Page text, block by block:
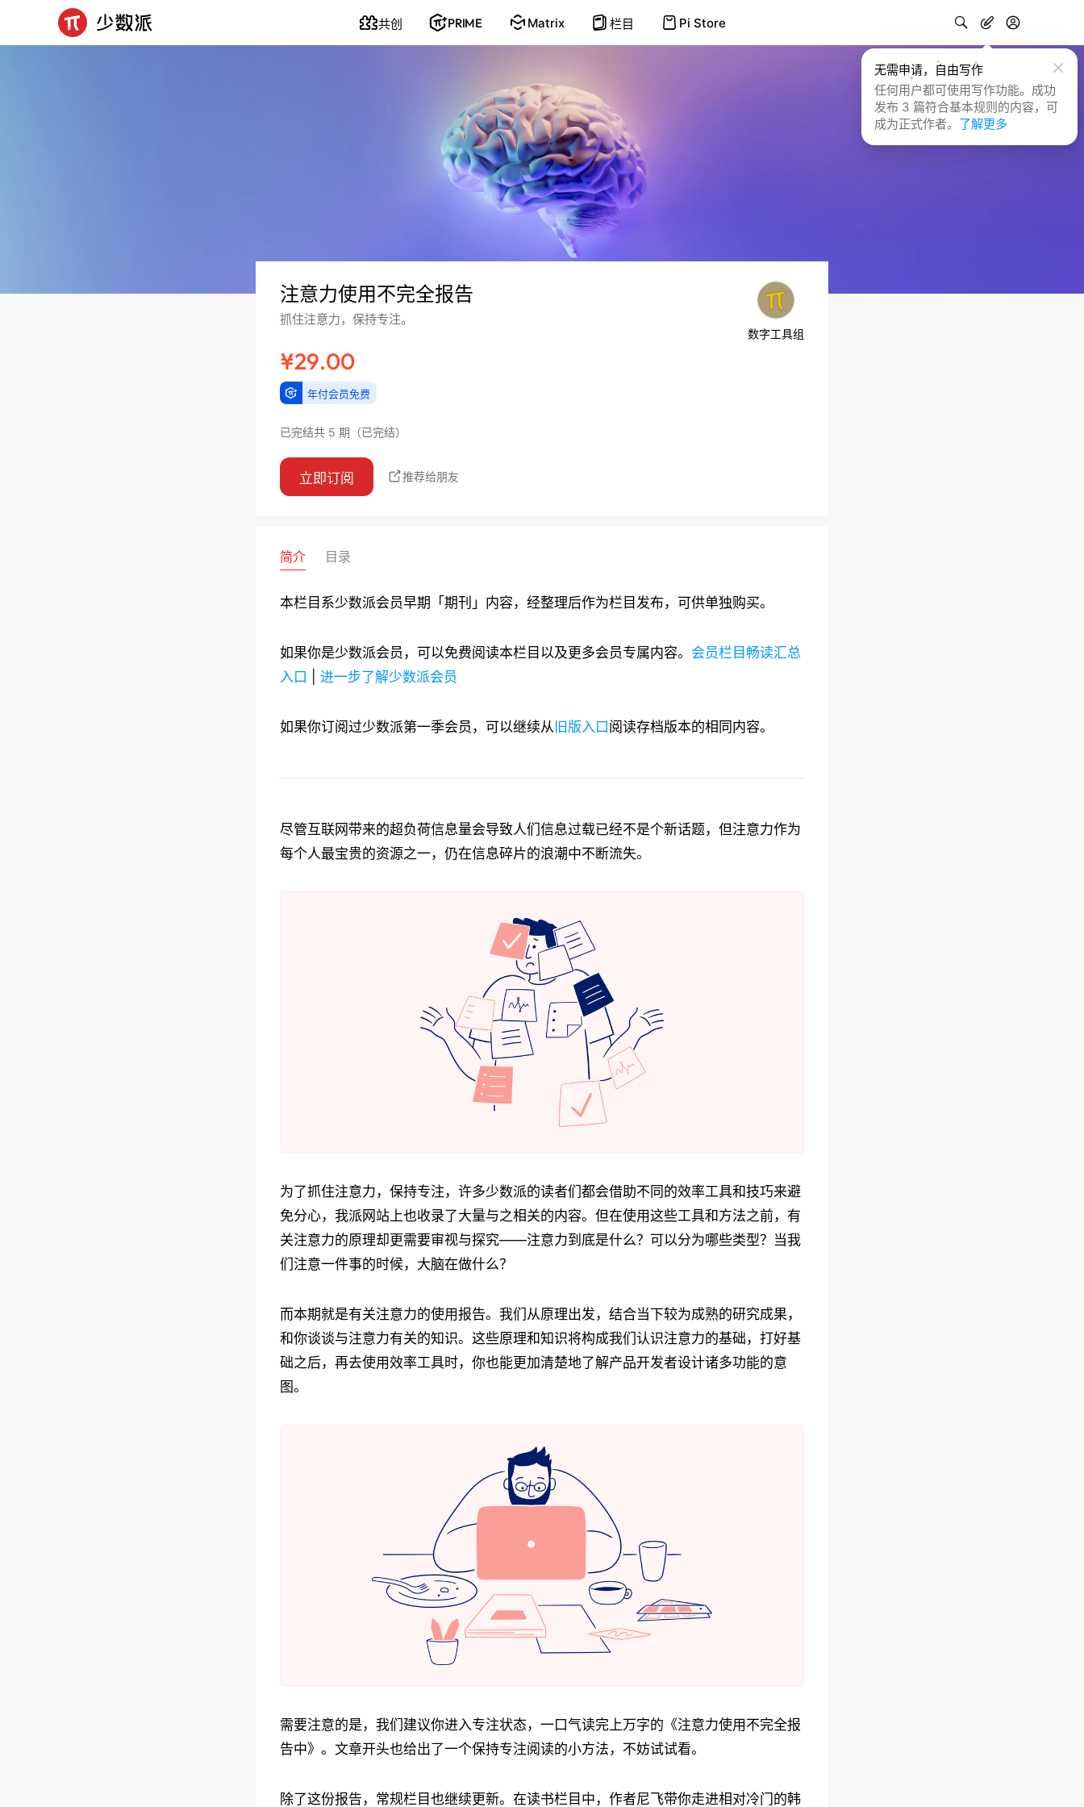
共创 PRIME Matrix 栏目 Pi Store
无需申请，自由写作
任何用户都可使用写作功能。成功
发布 3 篇符合基本规则的内容，可
成为正式作者。 了解更多
注意力使用不完全报告
抓住注意力，保持专注。
¥29.00
年付会员免费
已完结共 5 期 （已完结）
数字工具组
立即订阅 推荐给朋友
简介 目录
本栏目系少数派会员早期「期刊」内容，经整理后作为栏目发布，可供单独购买。
如果你是少数派会员，可以免费阅读本栏目以及更多会员专属内容。 会员栏目畅读汇总
入口
进一步了解少数派会员
如果你订阅过少数派第一季会员，可以继续从 旧版入口 阅读存档版本的相同内容。
尽管互联网带来的超负荷信息量会导致人们信息过载已经不是个新话题，但注意力作为
每个人最宝贵的资源之一，仍在信息碎片的浪潮中不断流失。
为了抓住注意力，保持专注，许多少数派的读者们都会借助不同的效率工具和技巧来避
免分心，我派网站上也收录了大量与之相关的内容。但在使用这些工具和方法之前，有
关注意力的原理却更需要审视与探究——注意力到底是什么？可以分为哪些类型？当我
们注意一件事的时候，大脑在做什么？
而本期就是有关注意力的使用报告。我们从原理出发，结合当下较为成熟的研究成果，
和你谈谈与注意力有关的知识。这些原理和知识将构成我们认识注意力的基础，打好基
础之后，再去使用效率工具时，你也能更加清楚地了解产品开发者设计诸多功能的意
图。
需要注意的是，我们建议你进入专注状态，一口气读完上万字的《注意力使用不完全报
告中》。文章开头也给出了一个保持专注阅读的小方法，不妨试试看。
除了这份报告，常规栏目也继续更新。在读书栏目中，作者尼飞带你走进相对冷门的韩